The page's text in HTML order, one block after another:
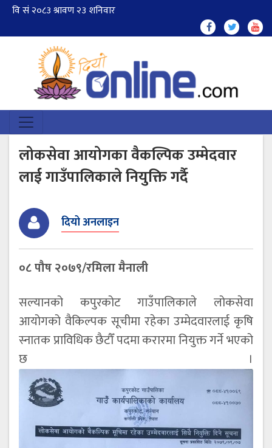
लोकसेवा आयोगका वैकल्पिक उम्मेदवार
लाई गाउँपालिकाले नियुक्ति गर्दै
दियो अनलाइन
०८ पौष २०७९/रमिला मैनाली
सल्यानको कपुरकोट गाउँपालिकाले लोकसेवा
आयोगको वैकिल्पक सूचीमा रहेका उम्मेदवारलाई कृषि
स्नातक प्राविधिक छैटौँ पदमा करारमा नियुक्त गर्ने भएको
छ ।